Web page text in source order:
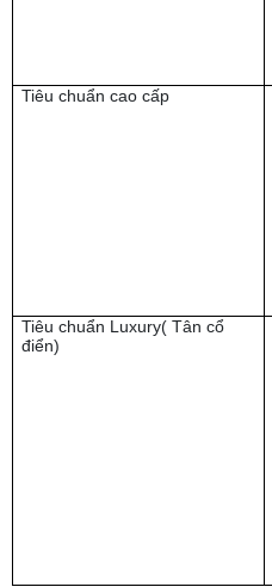
Tiêu chuẩn cao cấp
Tiêu chuẩn Luxury( Tân cổ
điển)